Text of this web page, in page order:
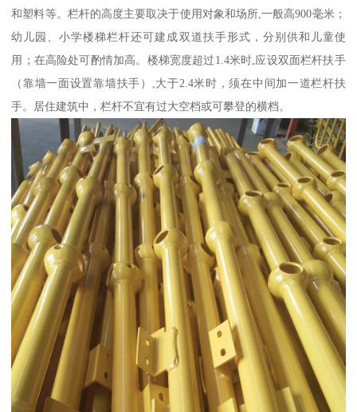
和塑料等。栏杆的高度主要取决于使用对象和场所,一般高900毫米；
幼儿园、小学楼梯栏杆还可建成双道扶手形式，分别供和儿童使
用；在高险处可酌情加高。楼梯宽度超过1.4米时,应设双面栏杆扶手
（靠墙一面设置靠墙扶手）,大于2.4米时，须在中间加一道栏杆扶
手。居住建筑中，栏杆不宜有过大空档或可攀登的横档。